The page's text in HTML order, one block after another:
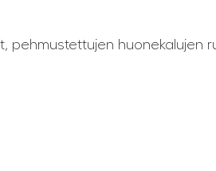
pehmustettujen huonekalujen